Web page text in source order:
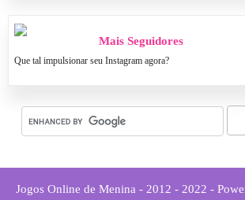
Mais Seguidores
Que tal impulsionar seu Instagram agora?
Jogos Online de Menina - 2012 - 2022 -